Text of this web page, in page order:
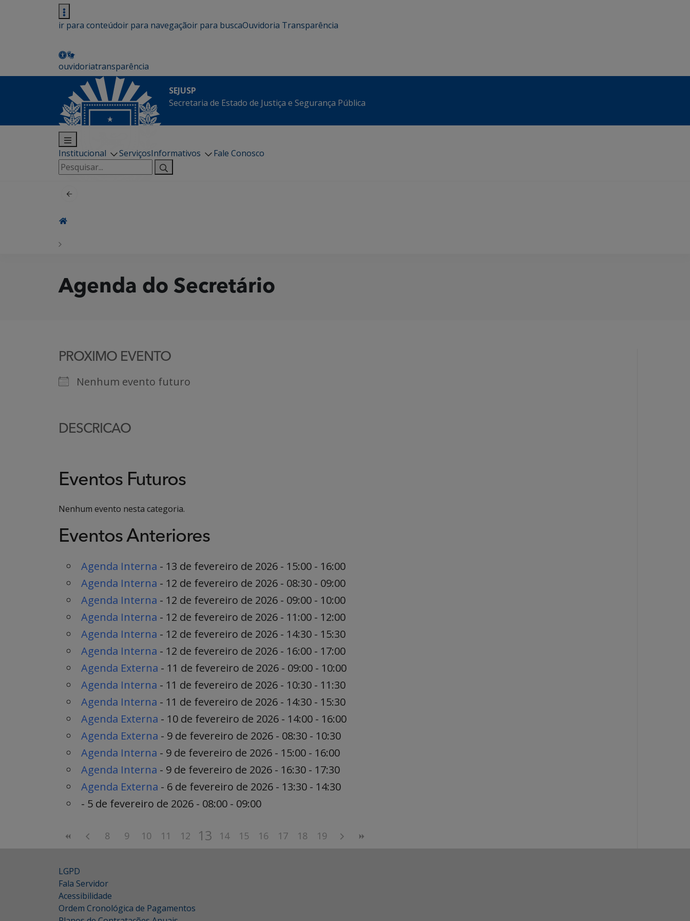
ir para conteúdoir para navegaçãoir para buscaOuvidoria Transparência
ouvidoriatransparência
SEJUSP
Secretaria de Estado de Justiça e Segurança Pública
Institucional ServiçosInformativos
Fale Conosco
Pesquisar
por:
Agenda do Secretário
PROXIMO EVENTO
Nenhum evento futuro
DESCRICAO
Eventos Futuros
Nenhum evento nesta categoria.
Eventos Anteriores
Agenda Interna - 13 de fevereiro de 2026 - 15:00 - 16:00
Agenda Interna - 12 de fevereiro de 2026 - 08:30 - 09:00
Agenda Interna - 12 de fevereiro de 2026 - 09:00 - 10:00
Agenda Interna - 12 de fevereiro de 2026 - 11:00 - 12:00
Agenda Interna - 12 de fevereiro de 2026 - 14:30 - 15:30
Agenda Interna - 12 de fevereiro de 2026 - 16:00 - 17:00
Agenda Externa - 11 de fevereiro de 2026 - 09:00 - 10:00
Agenda Interna - 11 de fevereiro de 2026 - 10:30 - 11:30
Agenda Interna - 11 de fevereiro de 2026 - 14:30 - 15:30
Agenda Externa - 10 de fevereiro de 2026 - 14:00 - 16:00
Agenda Externa - 9 de fevereiro de 2026 - 08:30 - 10:30
Agenda Interna - 9 de fevereiro de 2026 - 15:00 - 16:00
Agenda Interna - 9 de fevereiro de 2026 - 16:30 - 17:30
Agenda Externa - 6 de fevereiro de 2026 - 13:30 - 14:30
- 5 de fevereiro de 2026 - 08:00 - 09:00
8 9 10 11 12 13 14 15 16 17 18 19
LGPD
Fala Servidor
Acessibilidade
Ordem Cronológica de Pagamentos